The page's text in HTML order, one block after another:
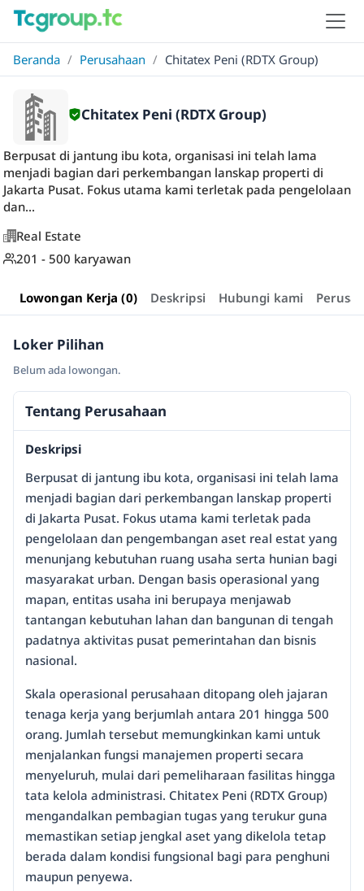
Beranda / Perusahaan / Chitatex Peni (RDTX Group)
Chitatex Peni (RDTX Group)
Berpusat di jantung ibu kota, organisasi ini telah lama
menjadi bagian dari perkembangan lanskap properti di
Jakarta Pusat. Fokus utama kami terletak pada pengelolaan
dan...
Real Estate
201 - 500 karyawan
Lowongan Kerja (0) Deskripsi Hubungi kami
Loker Pilihan
Belum ada lowongan.
Tentang Perusahaan
Deskripsi
Berpusat di jantung ibu kota, organisasi ini telah lama
menjadi bagian dari perkembangan lanskap properti
di Jakarta Pusat. Fokus utama kami terletak pada
pengelolaan dan pengembangan aset real estat yang
menunjang kebutuhan ruang usaha serta hunian bagi
masyarakat urban. Dengan basis operasional yang
mapan, entitas usaha ini berupaya menjawab
tantangan kebutuhan lahan dan bangunan di tengah
padatnya aktivitas pusat pemerintahan dan bisnis
nasional.
Skala operasional perusahaan ditopang oleh jajaran
tenaga kerja yang berjumlah antara 201 hingga 500
orang. Jumlah tersebut memungkinkan kami untuk
menjalankan fungsi manajemen properti secara
menyeluruh, mulai dari pemeliharaan fasilitas hingga
tata kelola administrasi. Chitatex Peni (RDTX Group)
mengandalkan pembagian tugas yang terukur guna
memastikan setiap jengkal aset yang dikelola tetap
berada dalam kondisi fungsional bagi para penghuni
maupun penyewa.